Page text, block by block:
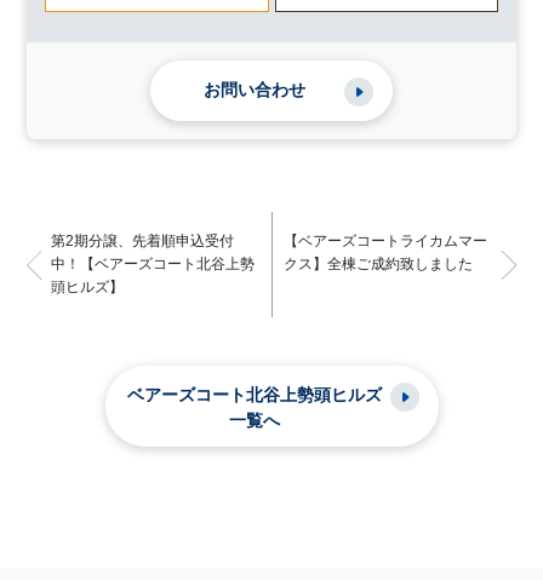
お問い合わせ
第2期分譲、先着順申込受付
中！【ベアーズコート北谷上勢
頭ヒルズ】
【ベアーズコートライカムマー
クス】全棟ご成約致しました
ベアーズコート北谷上勢頭ヒルズ
一覧へ